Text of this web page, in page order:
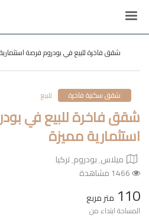
شقق فاخرة للبيع في بودروم فرصة
شقق سكنية فاخرة للبيع
شقق فاخرة للبيع في
استثمارية مميزة
ميلاس٬ بودروم٬ تركيا
110 متر مربع
المساحة ابتداء من